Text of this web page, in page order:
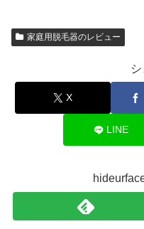
家庭用脱毛器のレビュー
X
LINE